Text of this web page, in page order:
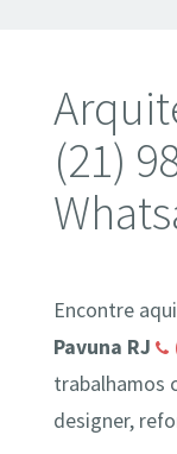
(21)
Encontre
Pavuna RJ
trabalhamos
designer,